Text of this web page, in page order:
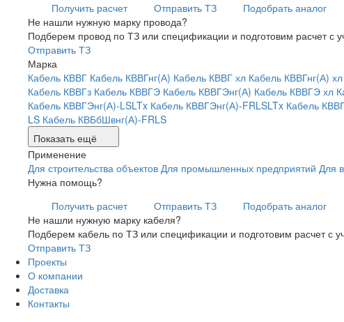
Получить расчет
Отправить ТЗ Подобрать аналог
Не нашли нужную марку провода?
Подберем провод по ТЗ или спецификации и подготовим расчет с
Отправить ТЗ
Марка
Кабель КВВГ Кабель КВВГнг(А) Кабель КВВГ хл Кабель КВВГнг(А) хл
Кабель КВВГз Кабель КВВГЭ Кабель КВВГЭнг(А) Кабель КВВГЭ хл
Кабель КВВГЭнг(А)-LSLTx Кабель КВВГЭнг(А)-FRLSLTx Кабель
LS Кабель КВБбШвнг(А)-FRLS
Показать ещё
Применение
Для строительства объектов Для промышленных предприятий Для
Нужна помощь?
Получить расчет
Отправить ТЗ Подобрать аналог
Не нашли нужную марку кабеля?
Подберем кабель по ТЗ или спецификации и подготовим расчет с
Отправить ТЗ
Проекты
О компании
Доставка
Контакты